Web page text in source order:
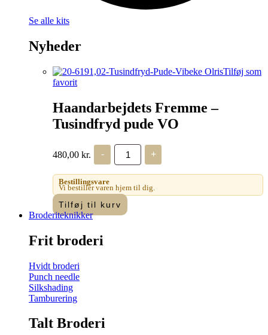
Se alle kits
Nyheder
Tilføj som
favorit
Haandarbejdets Fremme –
Tusindfryd pude VO
480,00 kr. -
Haandarbejdets
Fremme
-
Tusindfryd
pude
VO
antal
+
Bestillingsvare
Vi bestiller varen hjem til dig.
Tilføj til kurv
Broderiteknikker
Frit broderi
Hvidt broderi
Punch needle
Silkshading
Tamburering
Talt Broderi